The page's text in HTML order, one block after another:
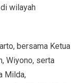
wilayah
bersama Ketua
Wiyono, serta
Milda,